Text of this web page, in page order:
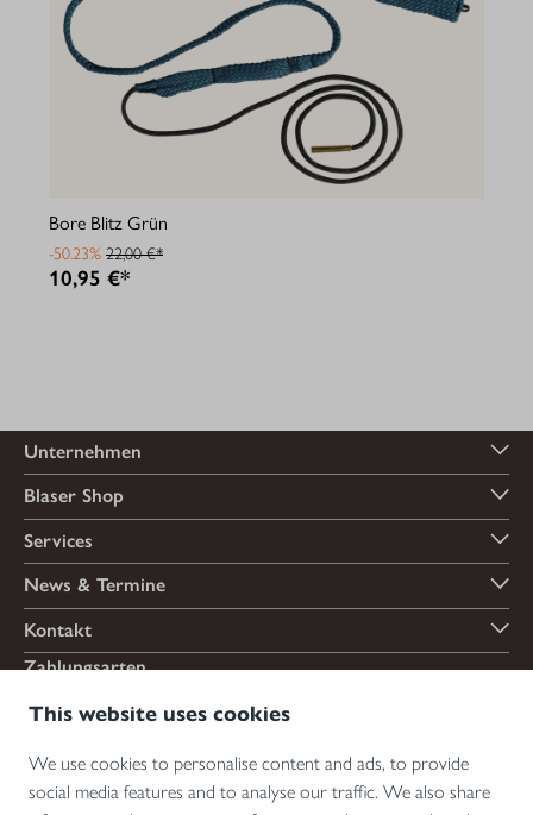
This website uses cookies
We use cookies to personalise content and ads, to provide
social media features and to analyse our traffic. We also share
Bore Blitz Grün
-50.23% 22,00 €*
10,95 €*
Unternehmen
Blaser Shop
Services
News & Termine
Kontakt
Zahlungsarten
Versandarten